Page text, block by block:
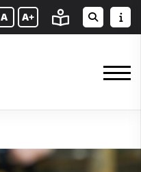
A A+